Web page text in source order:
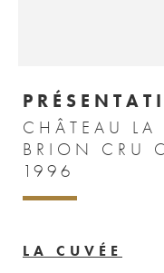
CHÂTEAU
BRION CRU
1996
LA CUVÉE